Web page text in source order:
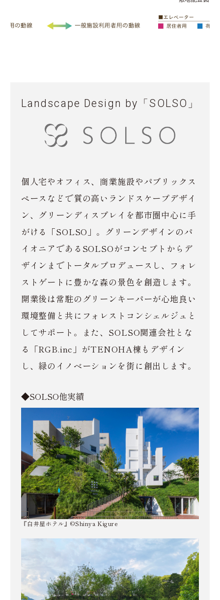
Landscape Design by「SOLSO」
個人宅やオフィス、商業施設やパブリックス
ペースなどで質の高いランドスケープデザイ
ン、グリーンディスプレイを都市圏中心に手
がける「SOLSO」。グリーンデザインのパ
イオニアであるSOLSOがコンセプトからデ
ザインまでトータルプロデュースし、フォレ
ストゲートに豊かな森の景色を創造します。
開業後は常駐のグリーンキーパーが心地良い
環境整備と共にフォレストコンシェルジュと
してサポート。また、SOLSO関連会社とな
る「RGB.inc」がTENOHA棟もデザイン
し、緑のイノベーションを街に創出します。
◆SOLSO他実績
『白井屋ホテル』©Shinya Kigure